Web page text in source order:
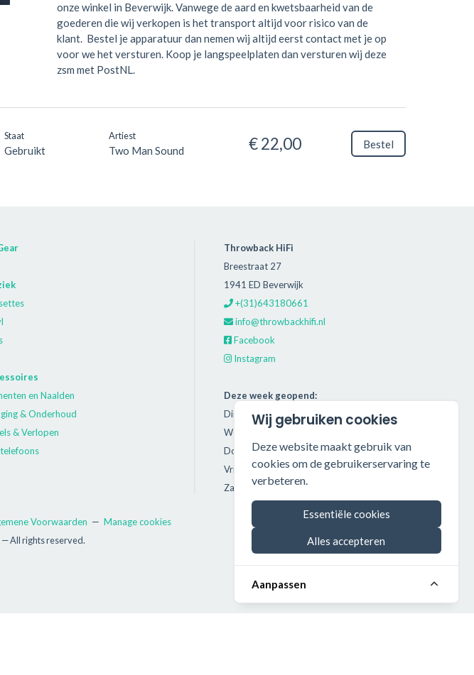
onze winkel in Beverwijk. Vanwege de aard en kwetsbaarheid van de
goederen die wij verkopen is het transport altijd voor risico van de
klant. Bestel je apparatuur dan nemen wij altijd eerst contact met je op
voor we het versturen. Koop je langspeelplaten dan versturen wij deze
zsm met PostNL.
Staat
Gebruikt
Artiest
Two Man Sound € 22,00 Bestel
en Naalden
& Onderhoud
& Verlopen
Throwback HiFi
Breestraat 27
1941 ED Beverwijk
+(31)643180661
info@throwbackhifi.nl
Facebook
Instagram
Deze week geopend:
Dinsdag: 11:00 - 18:00
Woensdag: 11:00 - 18:00
Donderdag: 11:00 - 21:00
Vrijdag: 11:00 - 18:00
Zaterdag: 11:00 - 17:00
Voorwaarden — Manage cookies
All rights reserved.
Wij gebruiken cookies
Deze website maakt gebruik van
cookies om de gebruikerservaring te
verbeteren.
Essentiële cookies
Alles accepteren
Aanpassen